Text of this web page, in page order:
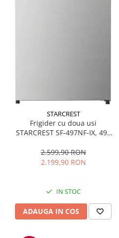
STARCREST
Frigider cu doua usi
STARCREST SF-497NF-IX, 497
Inverter, Clasa E, Display,
Functie super racire, Blocare
2.599,90 RON
2.199,90 RON
IN STOC
ADAUGA IN COS